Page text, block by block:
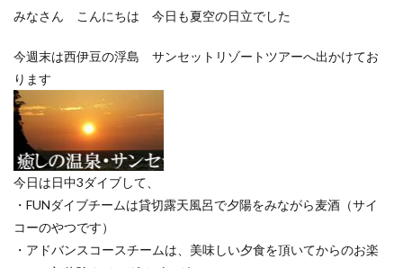
みなさん こんにちは 今日も夏空の日立でした
今週末は西伊豆の浮島 サンセットリゾートツアーへ出かけてお
ります
今日は日中3ダイブして、
・FUNダイブチームは貸切露天風呂で夕陽をみながら麦酒（サイ
コーのやつです）
・アドバンスコースチームは、美味しい夕食を頂いてからのお楽